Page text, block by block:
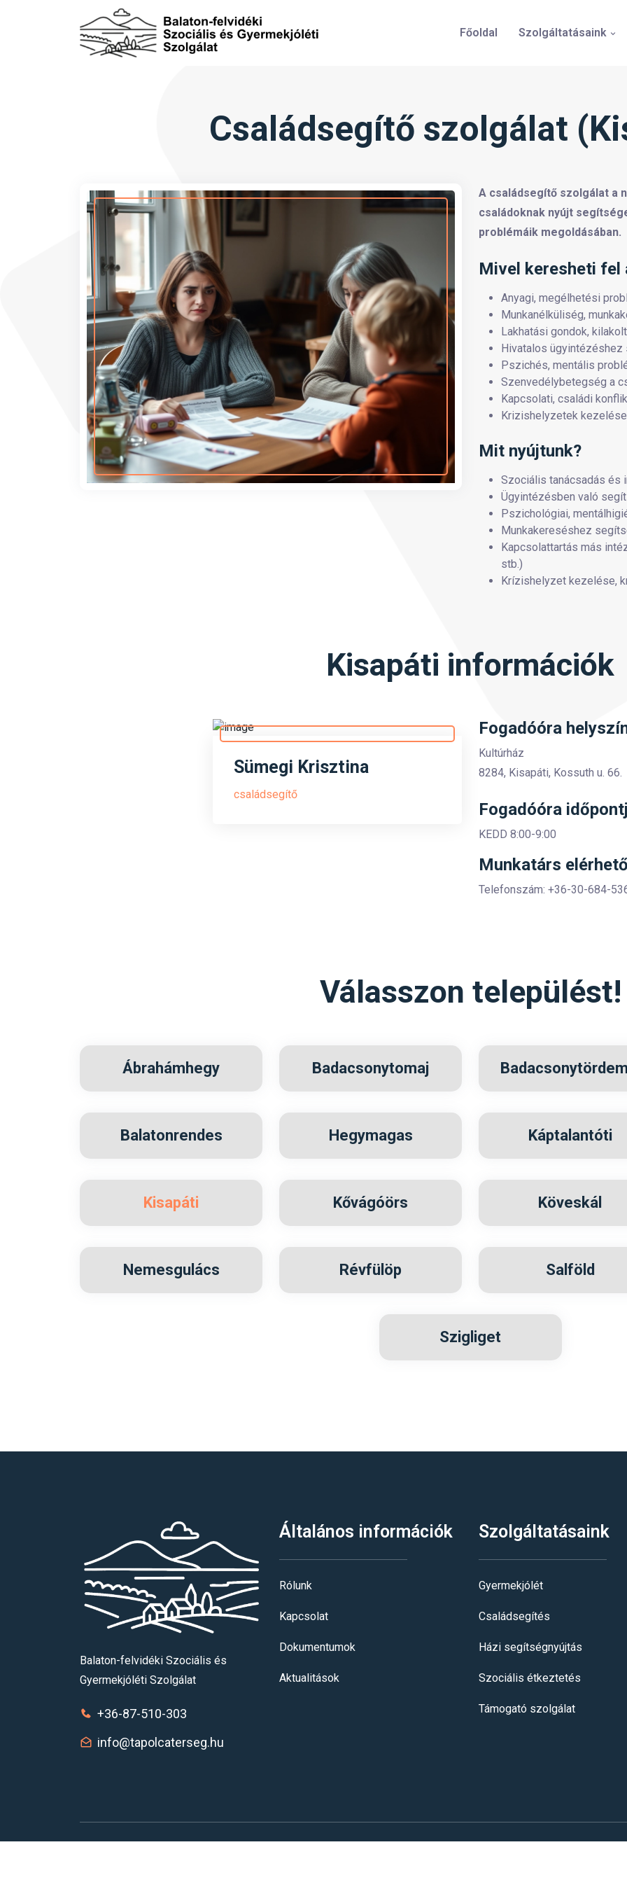
Főoldal Szolgáltatásaink
Családsegítő szolgálat
A családsegítő szolgálat a
családoknak nyújt
problémáik megoldásában.
Mivel keresheti fel
Anyagi, megélhetési
Munkanélküliség,
Lakhatási gondok,
Hivatalos
Pszichés, mentális
Szenvedélybetegség a
Kapcsolati, családi
Krizishelyzetek
Mit nyújtunk?
Szociális tanácsadás és
Ügyintézésben való
Pszichológiai,
Munkakereséshez
Kapcsolattartás más
stb.)
Krízishelyzet kezelése,
Kisapáti információk
Sümegi Krisztina
családsegítő
Fogadóóra
Kultúrház
8284, Kisapáti, Kossuth u. 66.
Fogadóóra
KEDD 8:00-9:00
Munkatárs
Telefonszám: +36-30-684-
Válasszon települést!
Ábrahámhegy Badacsonytomaj
Balatonrendes Hegymagas Káptalantóti
Kisapáti Kővágóörs Köveskál
Nemesgulács Révfülöp Salföld
Szigliget
Balaton-felvidéki Szociális és
Gyermekjóléti Szolgálat
+36-87-510-303
info@tapolcaterseg.hu
Általános információk
Rólunk
Kapcsolat
Dokumentumok
Aktualitások
Szolgáltatásaink
Gyermekjólét
Családsegítés
Házi segítségnyújtás
Szociális étkeztetés
Támogató szolgálat